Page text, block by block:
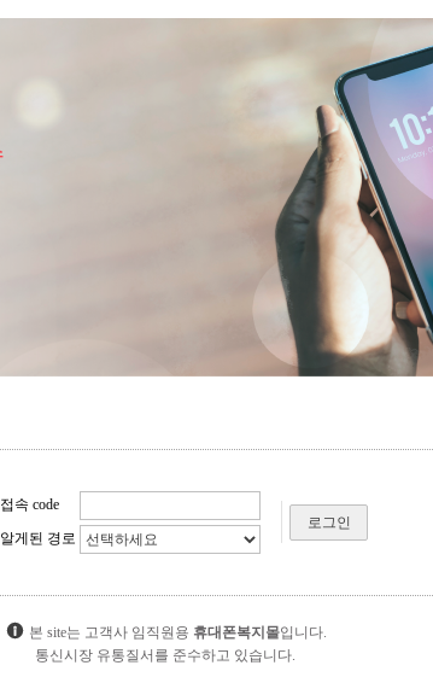
접속 code
로그인
알게된 경로
본 site는 고객사 임직원용 휴대폰복지몰입니다.
통신시장 유통질서를 준수하고 있습니다.